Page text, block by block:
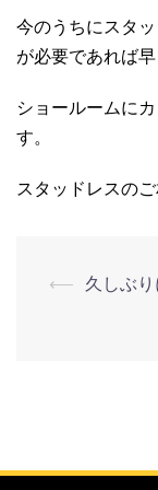
今のうちにスタ
が必要であれば
ショールームに
す。
スタッドレスの
⟵ 久しぶり